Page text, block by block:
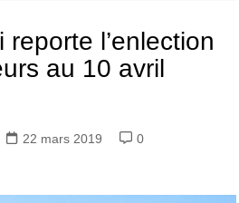
l’enlection
au 10 avril
22 mars 2019
0